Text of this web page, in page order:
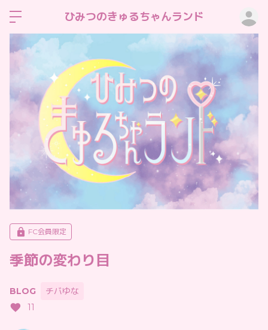
ひみつのきゅるちゃんランド
FC会員限定
季節の変わり目
BLOG
チバゆな
11